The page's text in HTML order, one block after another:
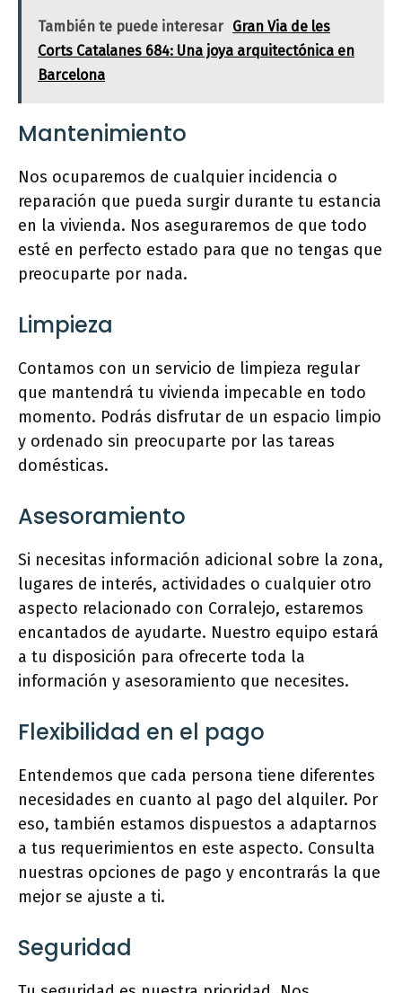
También te puede interesar Gran Via de les
Corts Catalanes 684: Una joya arquitectónica en
Barcelona
Mantenimiento
Nos ocuparemos de cualquier incidencia o
reparación que pueda surgir durante tu estancia
en la vivienda. Nos aseguraremos de que todo
esté en perfecto estado para que no tengas que
preocuparte por nada.
Limpieza
Contamos con un servicio de limpieza regular
que mantendrá tu vivienda impecable en todo
momento. Podrás disfrutar de un espacio limpio
y ordenado sin preocuparte por las tareas
domésticas.
Asesoramiento
Si necesitas información adicional sobre la zona,
lugares de interés, actividades o cualquier otro
aspecto relacionado con Corralejo, estaremos
encantados de ayudarte. Nuestro equipo estará
a tu disposición para ofrecerte toda la
información y asesoramiento que necesites.
Flexibilidad en el pago
Entendemos que cada persona tiene diferentes
necesidades en cuanto al pago del alquiler. Por
eso, también estamos dispuestos a adaptarnos
a tus requerimientos en este aspecto. Consulta
nuestras opciones de pago y encontrarás la que
mejor se ajuste a ti.
Seguridad